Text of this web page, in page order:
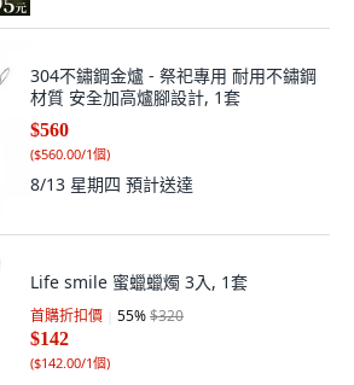
304不鏽鋼金爐 - 祭祀專用 耐用不鏽鋼
材質 安全加高爐腳設計, 1套
$560
($560.00/1個)
8/13 星期四 預計送達
Life smile 蜜蠟蠟燭 3入, 1套
首購折扣價 55%$320
$142
($142.00/1個)